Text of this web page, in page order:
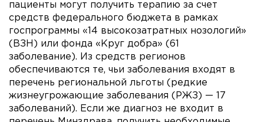
пациенты могут получить терапию за счет
средств федерального бюджета в рамках
госпрограммы «14 высокозатратных нозологий»
(ВЗН) или фонда «Круг добра» (61
заболевание). Из средств регионов
обеспечиваются те, чьи заболевания входят в
перечень региональной льготы (редкие
жизнеугрожающие заболевания (РЖЗ) — 17
заболеваний). Если же диагноз не входит в